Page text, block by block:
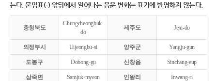
는다. 붙임표(-) 앞뒤에서 일어나는 음운 변화는 표기에 반영하지 않는다.
충청북도
Chungcheongbuk-
do
제주도 Jeju-do
의정부시 Uijeongbu-si 양주군 Yangju-gun
도봉구 Dobong-gu 신창읍 Sinchang-eup
삼죽면 Samjuk-myeon 인왕리 Inwang-ri